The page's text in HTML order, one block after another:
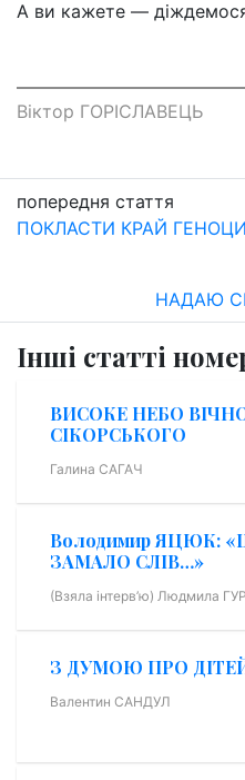
А ви кажете —
Віктор ГОРІСЛАВЕЦЬ
попередня стаття
ПОКЛАСТИ КРАЙ
НАДАЮ
Інші статті
ВИСОКЕ НЕБО
СІКОРСЬКОГО
Галина САГАЧ
Володимир ЯЦЮК:
ЗАМАЛО СЛІВ…»
(Взяла інтерв’ю) Людмила
З ДУМОЮ ПРО
Валентин САНДУЛ